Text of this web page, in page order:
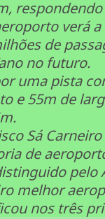
verá a
de
no futuro.
uma pista
e 55m de
Sá
de
pelo
melhor
nos três